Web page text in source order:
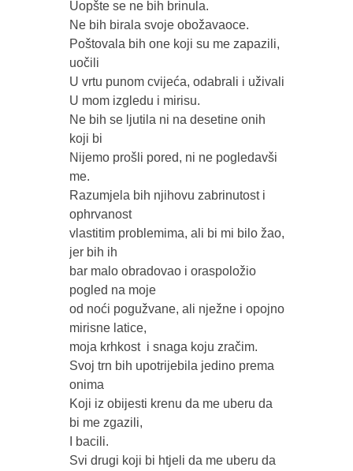
Uopšte se ne bih brinula.
Ne bih birala svoje obožavaoce.
Poštovala bih one koji su me zapazili,
uočili
U vrtu punom cvijeća, odabrali i uživali
U mom izgledu i mirisu.
Ne bih se ljutila ni na desetine onih
koji bi
Nijemo prošli pored, ni ne pogledavši
me.
Razumjela bih njihovu zabrinutost i
ophrvanost
vlastitim problemima, ali bi mi bilo žao,
jer bih ih
bar malo obradovao i oraspoložio
pogled na moje
od noći pogužvane, ali nježne i opojno
mirisne latice,
moja krhkost  i snaga koju zračim.
Svoj trn bih upotrijebila jedino prema
onima
Koji iz obijesti krenu da me uberu da
bi me zgazili,
I bacili.
Svi drugi koji bi htjeli da me uberu da